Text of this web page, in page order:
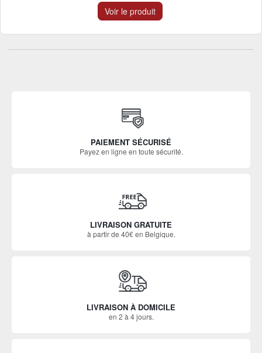
Voir le produit
PAIEMENT SÉCURISÉ
Payez en ligne en toute sécurité.
LIVRAISON GRATUITE
à partir de 40€ en Belgique.
LIVRAISON À DOMICILE
en 2 à 4 jours.